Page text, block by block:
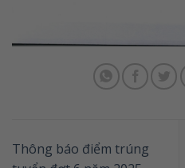
Thông báo điểm trúng